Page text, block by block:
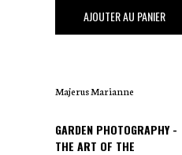
,00 €
AJOUTER AU PANIER
Majerus Marianne
GARDEN PHOTOGRAPHY -
THE ART OF THE